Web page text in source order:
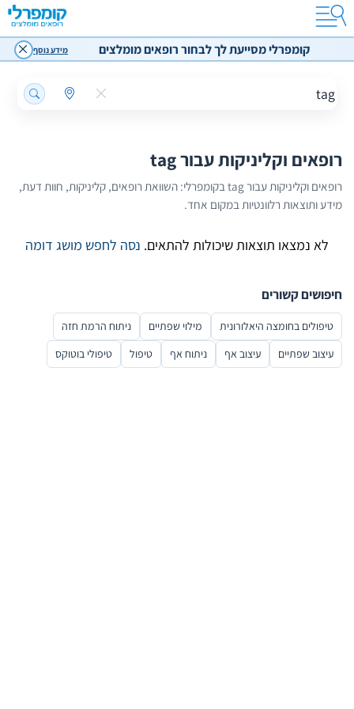
קומפרלי מסייעת לך לבחור רופאים מומלצים מידע נוסף
הזרקת שומן
הרמת גבות
הלבנת שיניים
עיצוב טבור
טיפול בהזעת יתר
חוות דעת על רופאים מומלצים
הוספת חוות דעת
רופאים וקליניקות עבור tag
רופאים וקליניקות עבור tag בקומפרלי: השוואת רופאים, קליניקות, חוות דעת,
מידע ותוצאות רלוונטיות במקום אחד.
לא נמצאו תוצאות שיכולות להתאים. נסה לחפש מושג דומה
חיפושים קשורים
טיפולים בחומצה היאלורונית מילוי שפתיים
ניתוח הרמת חזה
עיצוב שפתיים
עיצוב אף ניתוח אף טיפול טיפולי בוטוקס